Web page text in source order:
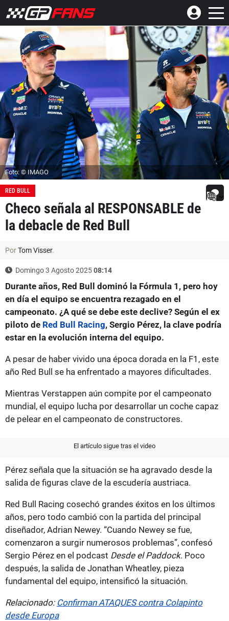
Foto: © IMAGO
RED BULL
Checo señala al RESPONSABLE de
la debacle de Red Bull
PorTom Visser.
Domingo 3 Agosto 202508:14
Durante años, Red Bull dominó la Fórmula 1, pero hoy
en día el equipo se encuentra rezagado en el
campeonato. ¿A qué se debe este declive? Según el ex
piloto de Red Bull Racing, Sergio Pérez, la clave podría
estar en la evolución interna del equipo.
A pesar de haber vivido una época dorada en la F1, este
año Red Bull se ha enfrentado a mayores dificultades.
Mientras Verstappen aún compite por el campeonato
mundial, el equipo lucha por desarrollar un coche capaz
de pelear en el campeonato de constructores.
El artículo sigue tras el video
Pérez señala que la situación se ha agravado desde la
salida de figuras clave de la escudería austriaca.
Red Bull Racing cosechó grandes éxitos en los últimos
años, pero todo cambió con la partida del principal
diseñador, Adrian Newey. “Cuando Newey se fue,
comenzaron a surgir numerosos problemas”, confesó
Sergio Pérez en el podcast Desde el Paddock. Poco
después, la salida de Jonathan Wheatley, pieza
fundamental del equipo, intensificó la situación.
Relacionado: Confirman ATAQUES contra Colapinto
desde Europa